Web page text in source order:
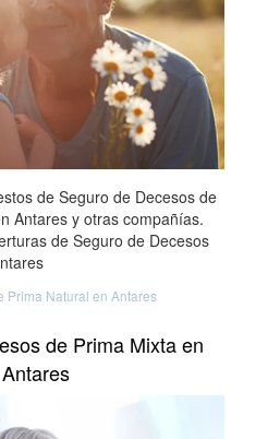
de Seguro de Decesos de
Antares y otras compañías.
de Seguro de Decesos
Prima Natural en Antares
de Prima Mixta en
Antares